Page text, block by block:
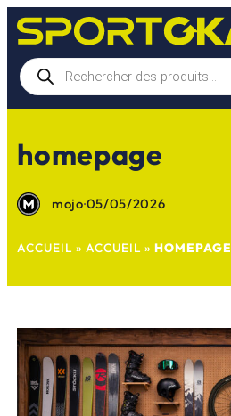
Aller
au
contenu
Recherche
de
produits
homepage
mojo·05/05/2026
ACCUEIL » ACCUEIL » HOMEPAGE